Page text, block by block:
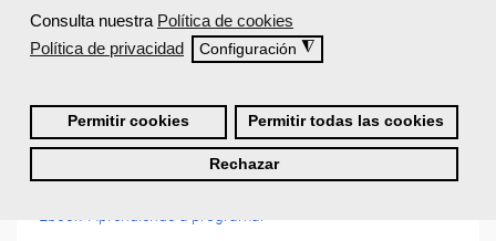
Consulta nuestra Política de cookies
Política de privacidad
Configuración ◮
Permitir cookies Permitir todas las cookies
Rechazar
Ebook "Gestión del Tiempo y Productividad Personal"
Ebook "Tú también puedes emprender"
Ebook "Marca Personal"
Guia de Técnicas de Estudio
Ebook "Claves para desarrollar la creatividad"
Ebook "Aprendiendo a programar"